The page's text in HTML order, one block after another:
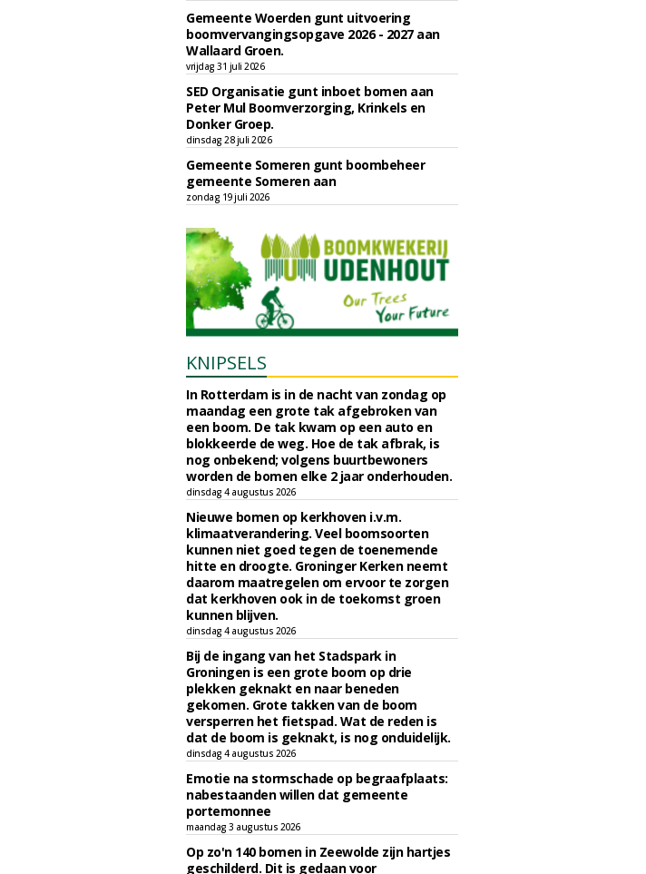
Gemeente Woerden gunt uitvoering
boomvervangingsopgave 2026 - 2027 aan
Wallaard Groen.
vrijdag 31 juli 2026
SED Organisatie gunt inboet bomen aan
Peter Mul Boomverzorging, Krinkels en
Donker Groep.
dinsdag 28 juli 2026
Gemeente Someren gunt boombeheer
gemeente Someren aan
zondag 19 juli 2026
KNIPSELS
In Rotterdam is in de nacht van zondag op
maandag een grote tak afgebroken van
een boom. De tak kwam op een auto en
blokkeerde de weg. Hoe de tak afbrak, is
nog onbekend; volgens buurtbewoners
worden de bomen elke 2 jaar onderhouden.
dinsdag 4 augustus 2026
Nieuwe bomen op kerkhoven i.v.m.
klimaatverandering. Veel boomsoorten
kunnen niet goed tegen de toenemende
hitte en droogte. Groninger Kerken neemt
daarom maatregelen om ervoor te zorgen
dat kerkhoven ook in de toekomst groen
kunnen blijven.
dinsdag 4 augustus 2026
Bij de ingang van het Stadspark in
Groningen is een grote boom op drie
plekken geknakt en naar beneden
gekomen. Grote takken van de boom
versperren het fietspad. Wat de reden is
dat de boom is geknakt, is nog onduidelijk.
dinsdag 4 augustus 2026
Emotie na stormschade op begraafplaats:
nabestaanden willen dat gemeente
portemonnee
maandag 3 augustus 2026
Op zo'n 140 bomen in Zeewolde zijn hartjes
geschilderd. Dit is gedaan voor